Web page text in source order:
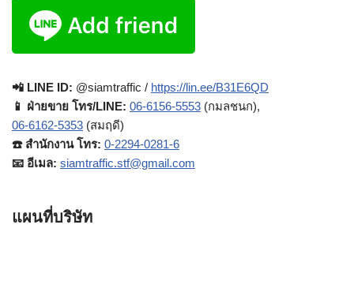
📲 LINE ID: @siamtraffic / https://lin.ee/B31E6QD
📱 ฝ่ายขาย โทร/LINE: 06-6156-5553 (กมลชนก),
06-6162-5353 (สมฤดี)
☎️ สำนักงาน โทร: 0-2294-0281-6
📧 อีเมล: siamtraffic.stf@gmail.com
แผนที่บริษัท